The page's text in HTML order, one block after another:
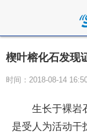
楔叶榕化石发现
时间：2018-08-14
生长于裸岩
是受人为活动干